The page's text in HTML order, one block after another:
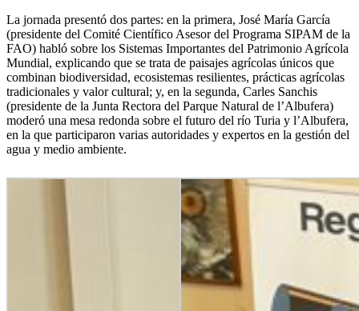
La jornada presentó dos partes: en la primera, José María García
(presidente del Comité Científico Asesor del Programa SIPAM de la
FAO) habló sobre los Sistemas Importantes del Patrimonio Agrícola
Mundial, explicando que se trata de paisajes agrícolas únicos que
combinan biodiversidad, ecosistemas resilientes, prácticas agrícolas
tradicionales y valor cultural; y, en la segunda, Carles Sanchis
(presidente de la Junta Rectora del Parque Natural de l’Albufera)
moderó una mesa redonda sobre el futuro del río Turia y l’Albufera,
en la que participaron varias autoridades y expertos en la gestión del
agua y medio ambiente.